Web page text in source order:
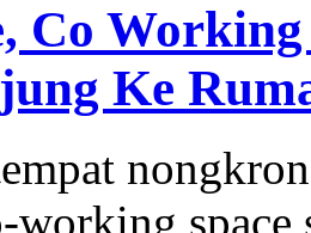
Co Working
Ke
space